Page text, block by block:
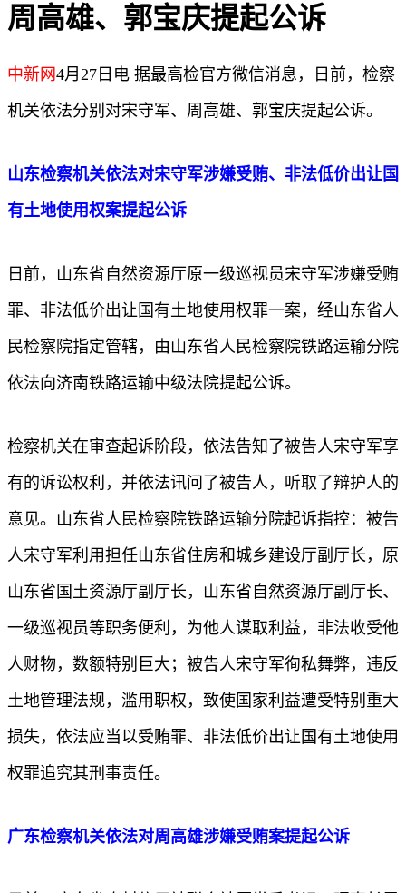
周高雄、郭宝庆提起公诉
中新网4月27日电 据最高检官方微信消息，日前，检察
机关依法分别对宋守军、周高雄、郭宝庆提起公诉。
山东检察机关依法对宋守军涉嫌受贿、非法低价出让国
有土地使用权案提起公诉
日前，山东省自然资源厅原一级巡视员宋守军涉嫌受贿
罪、非法低价出让国有土地使用权罪一案，经山东省人
民检察院指定管辖，由山东省人民检察院铁路运输分院
依法向济南铁路运输中级法院提起公诉。
检察机关在审查起诉阶段，依法告知了被告人宋守军享
有的诉讼权利，并依法讯问了被告人，听取了辩护人的
意见。山东省人民检察院铁路运输分院起诉指控：被告
人宋守军利用担任山东省住房和城乡建设厅副厅长，原
山东省国土资源厅副厅长，山东省自然资源厅副厅长、
一级巡视员等职务便利，为他人谋取利益，非法收受他
人财物，数额特别巨大；被告人宋守军徇私舞弊，违反
土地管理法规，滥用职权，致使国家利益遭受特别重大
损失，依法应当以受贿罪、非法低价出让国有土地使用
权罪追究其刑事责任。
广东检察机关依法对周高雄涉嫌受贿案提起公诉